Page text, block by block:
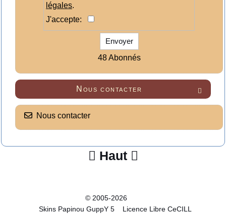
légales.
J'accepte:
Envoyer
48 Abonnés

Nous contacter
Nous contacter
 Haut 
© 2005-2026
Skins Papinou GuppY 5
Licence Libre CeCILL